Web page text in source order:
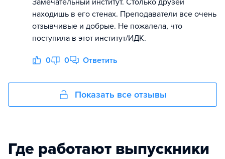
Замечательный институт. Столько друзей
находишь в его стенах. Преподаватели все очень
отзывчивые и добрые. Не пожалела, что
поступила в этот институт/ИДК.
0 0 Ответить
Показать все отзывы
Где работают выпускники